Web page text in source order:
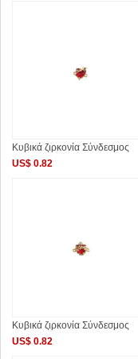
Κυβικά ζιρκονία Σύνδεσμος
US$ 0.82
Κυβικά ζιρκονία Σύνδεσμος
US$ 0.82